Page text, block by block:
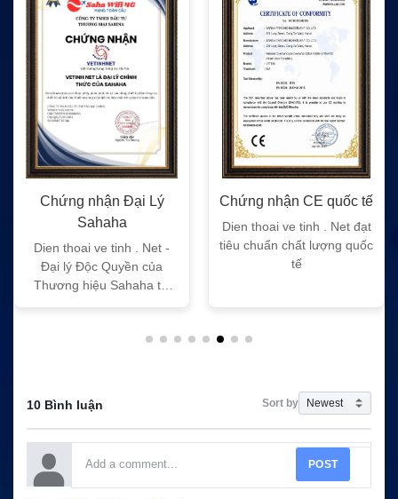
Chứng nhận Đại Lý
Sahaha
Dien thoai ve tinh . Net -
Đại lý Độc Quyền của
Thương hiệu Sahaha tại
Chứng nhận CE quốc tế
Dien thoai ve tinh . Net đạt
tiêu chuẩn chất lượng quốc
tế
10 Bình luận Sort by
POST